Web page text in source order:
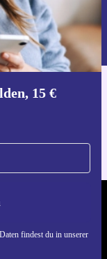
15 €
findest du in unserer
Daten findest
App
NEW.